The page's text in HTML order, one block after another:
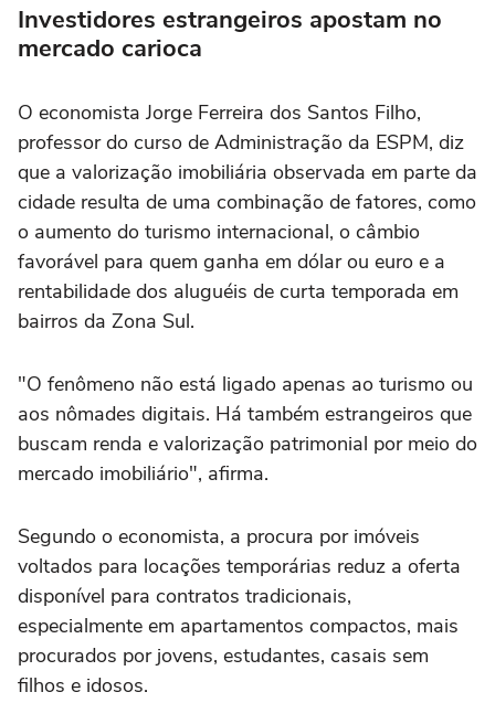
Investidores estrangeiros apostam no
mercado carioca
O economista Jorge Ferreira dos Santos Filho,
professor do curso de Administração da ESPM, diz
que a valorização imobiliária observada em parte da
cidade resulta de uma combinação de fatores, como
o aumento do turismo internacional, o câmbio
favorável para quem ganha em dólar ou euro e a
rentabilidade dos aluguéis de curta temporada em
bairros da Zona Sul.
"O fenômeno não está ligado apenas ao turismo ou
aos nômades digitais. Há também estrangeiros que
buscam renda e valorização patrimonial por meio do
mercado imobiliário", afirma.
Segundo o economista, a procura por imóveis
voltados para locações temporárias reduz a oferta
disponível para contratos tradicionais,
especialmente em apartamentos compactos, mais
procurados por jovens, estudantes, casais sem
filhos e idosos.